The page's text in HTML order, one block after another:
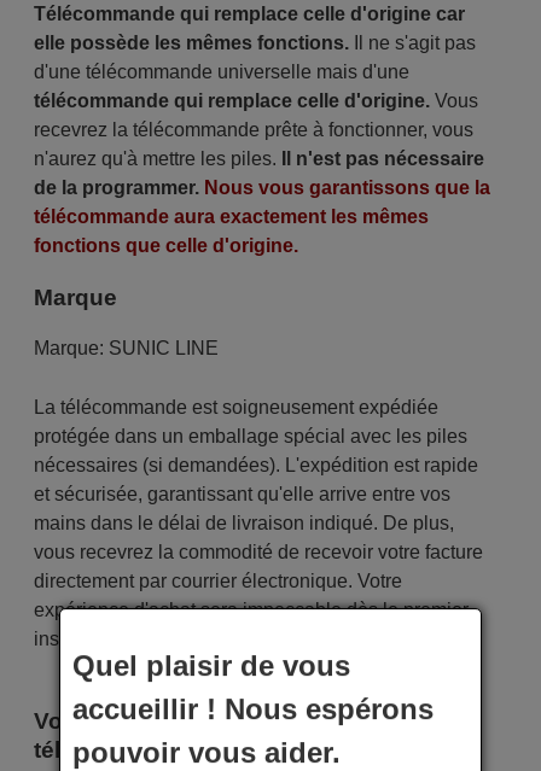
Télécommande qui remplace celle d'origine car
elle possède les mêmes fonctions.Il ne s'agit pas
d'une télécommande universelle mais d'une
télécommande qui remplace celle d'origine.Vous
recevrez la télécommande prête à fonctionner, vous
n'aurez qu'à mettre les piles.
Il n'est pas nécessaire
de la programmer. Nous vous garantissons que la
télécommande aura exactement les mêmes
fonctions que celle d'origine.
Marque
Marque: SUNIC LINE
La télécommande est soigneusement expédiée
protégée dans un emballage spécial avec les piles
nécessaires (si demandées). L'expédition est rapide
et sécurisée, garantissant qu'elle arrive entre vos
mains dans le délai de livraison indiqué. De plus,
vous recevrez la commodité de recevoir votre facture
directement par courrier électronique. Votre
expérience d'achat sera impeccable dès le premier
instant !
Voici certains modèles qui utilisent cette
télécommande
Quel plaisir de vous
accueillir ! Nous espérons
pouvoir vous aider.